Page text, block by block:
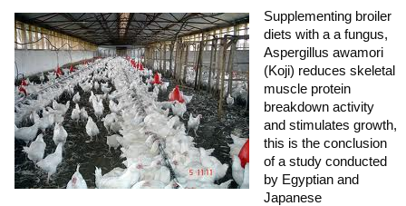
Supplementing broiler
diets with a a fungus,
Aspergillus awamori
(Koji) reduces skeletal
muscle protein
breakdown activity
and stimulates growth,
this is the conclusion
of a study conducted
by Egyptian and
Japanese